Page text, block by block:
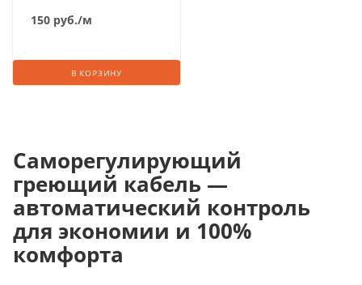
150 руб./м
В КОРЗИНУ
Саморегулирующий
греющий кабель —
автоматический контроль
для экономии и 100%
комфорта